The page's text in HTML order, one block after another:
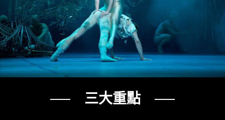
── 三大重點 ──